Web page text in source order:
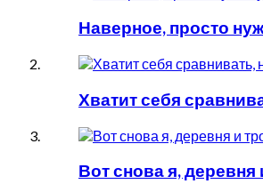
Наверное, просто
Хватит себя
Вот снова я, деревня